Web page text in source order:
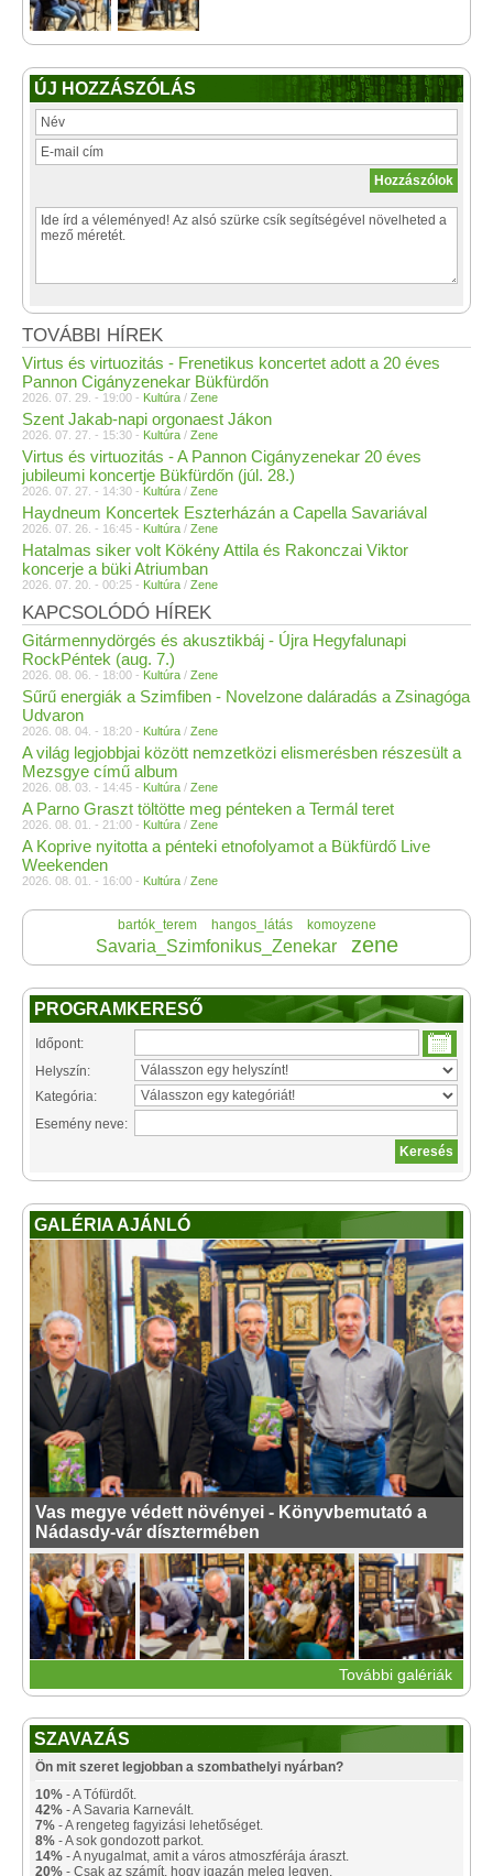
ÚJ HOZZÁSZÓLÁS
TOVÁBBI HÍREK
Virtus és virtuozitás - Frenetikus koncertet adott a 20 éves
Pannon Cigányzenekar Bükfürdőn
2026. 07. 29. - 19:00 - Kultúra / Zene
Szent Jakab-napi orgonaest Jákon
2026. 07. 27. - 15:30 - Kultúra / Zene
Virtus és virtuozitás - A Pannon Cigányzenekar 20 éves
jubileumi koncertje Bükfürdőn (júl. 28.)
2026. 07. 27. - 14:30 - Kultúra / Zene
Haydneum Koncertek Eszterházán a Capella Savariával
2026. 07. 26. - 16:45 - Kultúra / Zene
Hatalmas siker volt Kökény Attila és Rakonczai Viktor
koncerje a büki Atriumban
2026. 07. 20. - 00:25 - Kultúra / Zene
KAPCSOLÓDÓ HÍREK
Gitármennydörgés és akusztikbáj - Újra Hegyfalunapi
RockPéntek (aug. 7.)
2026. 08. 06. - 18:00 - Kultúra / Zene
Sűrű energiák a Szimfiben - Novelzone daláradás a Zsinagóga
Udvaron
2026. 08. 04. - 18:20 - Kultúra / Zene
A világ legjobbjai között nemzetközi elismerésben részesült a
Mezsgye című album
2026. 08. 03. - 14:45 - Kultúra / Zene
A Parno Graszt töltötte meg pénteken a Termál teret
2026. 08. 01. - 21:00 - Kultúra / Zene
A Koprive nyitotta a pénteki etnofolyamot a Bükfürdő Live
Weekenden
2026. 08. 01. - 16:00 - Kultúra / Zene
bartók_terem hangos_látás komoyzene
Savaria_Szimfonikus_Zenekar zene
PROGRAMKERESŐ
Időpont:
Helyszín:
Kategória:
Esemény neve:
GALÉRIA AJÁNLÓ
Vas megye védett növényei - Könyvbemutató a
Nádasdy-vár dísztermében
További galériák
SZAVAZÁS
Ön mit szeret legjobban a szombathelyi nyárban?
10% - A Tófürdőt.
42% - A Savaria Karnevált.
7% - A rengeteg fagyizási lehetőséget.
8% - A sok gondozott parkot.
14% - A nyugalmat, amit a város atmoszférája áraszt.
20% - Csak az számít, hogy igazán meleg legyen.